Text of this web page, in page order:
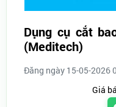
Dụng cụ cắt
(Meditech)
Đăng ngày 15-05-2026
Giá